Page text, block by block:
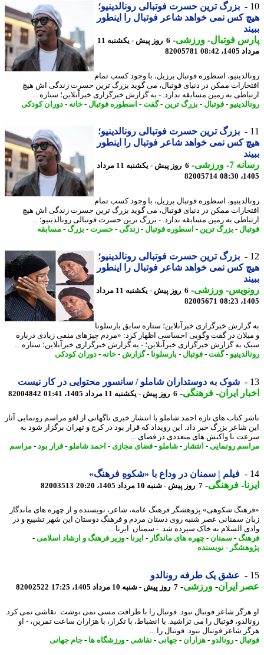
بزرگ ترین حسرت فوتبالی رونالدینیو؛
کس نمی خواهد شاعر فوتبال را اینطور
فوتبال-ورزشی-
6 روز پیش - یکشنبه 11
08:42
82005781
اسطوره فوتبال برزیل، با وجود کسب تمام
ممکن در دنیای فوتبال، می گوید بزرگ ترین حسرت زندگی اش هیچ
به زمین مسابقه ندارد. - به گزارش خبرگزاری خبرآنلاین؛ ستاره ...
-فوتبال-بزرگ ترین- گفت-اسطوره فوتبال-خانه -دوران کودکی
بزرگ ترین حسرت فوتبالی رونالدینیو؛
کس نمی خواهد شاعر فوتبال را اینطور
7
-ورزشی-
6 روز پیش - یکشنبه 11 مرداد
82005714
اسطوره فوتبال برزیل، با وجود کسب تمام
ممکن در دنیای فوتبال، می گوید بزرگ ترین حسرت زندگی اش هیچ
به زمین مسابقه ندارد. - بزرگ ترین حسرت فوتبالی رونالدینیو؛ ...
-بزرگ ترین- اسطوره فوتبال-زندگی-حسرت- بزرگ- مسابقه
بزرگ ترین حسرت فوتبالی رونالدینیو؛
کس نمی خواهد شاعر فوتبال را اینطور
-ورزشی-
6 روز پیش - یکشنبه 11 مرداد
82005671
خبرگزاری خبرآنلاین؛ ستاره سابق بارسلونا
در گفت وگویی احساسی اظهار کرد: «مردم چیزهای منفی زیادی درباره
به گزارش خبرگزاری خبرآنلاین؛ - به گزارش خبرگزاری خبرآنلاین؛ ستاره ...
-گفت-فوتبال-بارسلونا-گزارش -خانه -دوران کودکی
شوک به دوستداران شاملو / سانسور محتوایی در کار نیست
ایران- فرهنگی-6 روز پیش - یکشنبه 11 مرداد 1405، 01:41 82004842
کتاب های تازه احمد شاملو با انتشار خبری ناگهانی از لغو مراسم رونمایی آثار
شاعر بزرگ خبر داد. این رویداد که قرار بود در کرج و تهران برگزار شود به
با واکنش های متعددی در فضای ...
رونمایی-انتشار-شاملو-فضای مجازی- احمد شاملو-قرار بود -مراسم
فیلم | سمنان در وداع با «شکوهِ فرهنگ»
-فرهنگی-7 روز پیش - شنبه 10 مرداد 1405، 20:20 82003513
شکوهی» پژوهشگر فرهنگ عامه، شاعر، نویسنده و از چهره های ماندگار
سمنانی عصر شنبه روی دستان مردم و فرهنگ دوستان این شهر تشییع و در
السلام به خاک سپرده شد. - سمنان ایرنا ...
-سمنان-چهره های ماندگار-ایرنا -وزیر فرهنگ و ارشاد اسلامی-
-نویسنده
عشق یک طرفه رونالدو
ایران- ورزشی-7 روز پیش - شنبه 10 مرداد 1405، 17:25 82002522
شاعر فوتبال نبود. فوتبال را با ظرافت مسی نمی نوشت. نقاشی نمی کرد.
فوتبال را می تراشید. با انضباط، با تکرار، با هزاران ساعت تمرین، - او
شاعر فوتبال نبود. فوتبال را ...
-رونالدو-هزاران - جهانی-نقاشی-ورزشگاه ها- جام جهانی